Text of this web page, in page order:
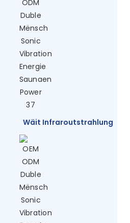
Wäit Infraroutstrahlung